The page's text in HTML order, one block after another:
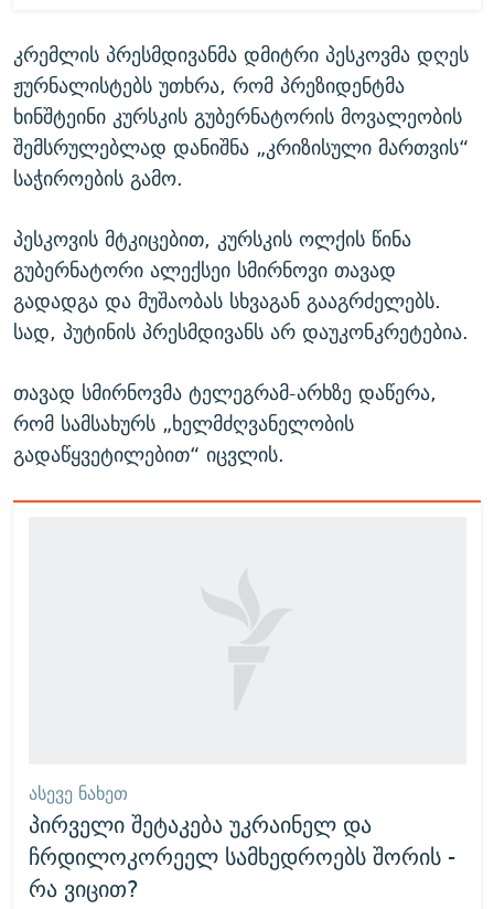
კრემლის პრესმდივანმა დმიტრი პესკოვმა დღეს
ჟურნალისტებს უთხრა, რომ პრეზიდენტმა
ხინშტეინი კურსკის გუბერნატორის მოვალეობის
შემსრულებლად დანიშნა „კრიზისული მართვის“
საჭიროების გამო.
პესკოვის მტკიცებით, კურსკის ოლქის წინა
გუბერნატორი ალექსეი სმირნოვი თავად
გადადგა და მუშაობას სხვაგან გააგრძელებს.
სად, პუტინის პრესმდივანს არ დაუკონკრეტებია.
თავად სმირნოვმა ტელეგრამ-არხზე დაწერა,
რომ სამსახურს „ხელმძღვანელობის
გადაწყვეტილებით“ იცვლის.
ᲐᲡᲔᲕᲔ ᲜᲐᲮᲔᲗ
პირველი შეტაკება უკრაინელ და
ჩრდილოკორეელ სამხედროებს შორის -
რა ვიცით?